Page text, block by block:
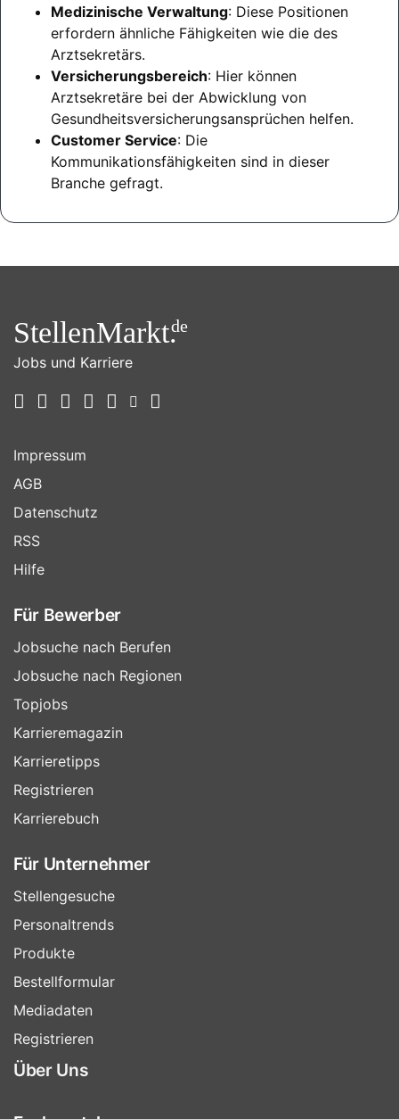
Medizinische Verwaltung: Diese Positionen
erfordern ähnliche Fähigkeiten wie die des
Arztsekretärs.
Versicherungsbereich: Hier können
Arztsekretäre bei der Abwicklung von
Gesundheitsversicherungsansprüchen helfen.
Customer Service: Die
Kommunikationsfähigkeiten sind in dieser
Branche gefragt.
StellenMarkt.de
Jobs und Karriere
Impressum
AGB
Datenschutz
RSS
Hilfe
Für Bewerber
Jobsuche nach Berufen
Jobsuche nach Regionen
Topjobs
Karrieremagazin
Karrieretipps
Registrieren
Karrierebuch
Für Unternehmer
Stellengesuche
Personaltrends
Produkte
Bestellformular
Mediadaten
Registrieren
Über Uns